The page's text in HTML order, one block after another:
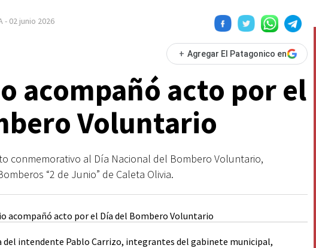
- 02 junio 2026
+ Agregar El Patagonico en
acompañó acto por el
Voluntario
conmemorativo al Día Nacional del Bombero Voluntario,
“2 de Junio” de Caleta Olivia.
del intendente Pablo Carrizo, integrantes del gabinete municipal,